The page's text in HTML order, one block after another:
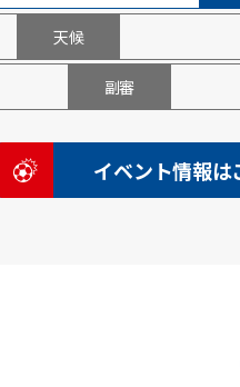
天候
副審
イベント情報は